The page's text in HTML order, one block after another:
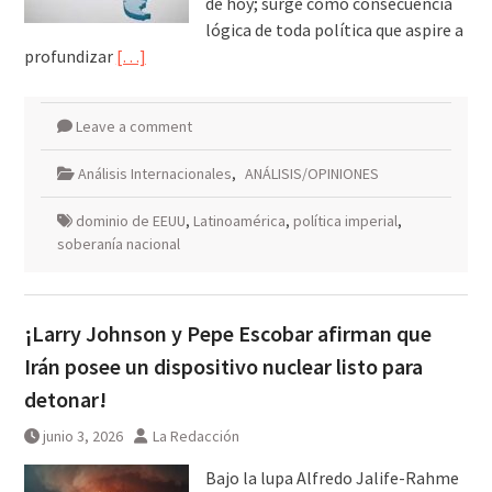
lógica de toda política que aspire a
profundizar […]
Leave a comment
Análisis Internacionales, ANÁLISIS/OPINIONES
dominio de EEUU, Latinoamérica, política imperial,
soberanía nacional
¡Larry Johnson y Pepe Escobar afirman que
Irán posee un dispositivo nuclear listo para
detonar!
junio 3, 2026 La Redacción
Bajo la lupa Alfredo Jalife-Rahme